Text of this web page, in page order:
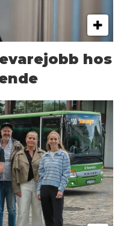
hos